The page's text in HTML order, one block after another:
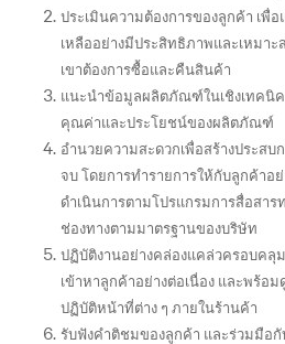
ประเมินความต้องการของลูกค้า เพื่
เหลืออย่างมีประสิทธิภาพและเหมา
เขาต้องการซื้อและคืนสินค้า
แนะนำข้อมูลผลิตภัณฑ์ในเชิงเทคนิค
คุณค่าและประโยชน์ของผลิตภัณฑ์
อำนวยความสะดวกเพื่อสร้างประส
จบ โดยการทำรายการให้กับลูกค้าอย่
ดำเนินการตามโปรแกรมการสื่อสา
ช่องทางตามมาตรฐานของบริษัท
ปฏิบัติงานอย่างคล่องแคล่วครอบคลุ
เข้าหาลูกค้าอย่างต่อเนื่อง และพร้อ
ปฏิบัติหน้าที่ต่าง ๆ ภายในร้านค้า
รับฟังคำติชมของลูกค้า และร่วมมือ